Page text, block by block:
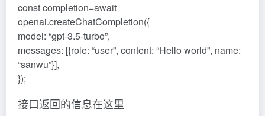
const completion=await
openai.createChatCompletion({
model: “gpt-3.5-turbo”,
messages: [{role: “user”, content: “Hello world”, name:
“sanwu”}],
});
接口返回的信息在这里